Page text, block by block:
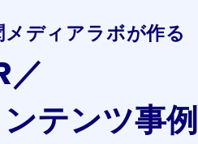
ディアラボが作る
／
テンツ事例